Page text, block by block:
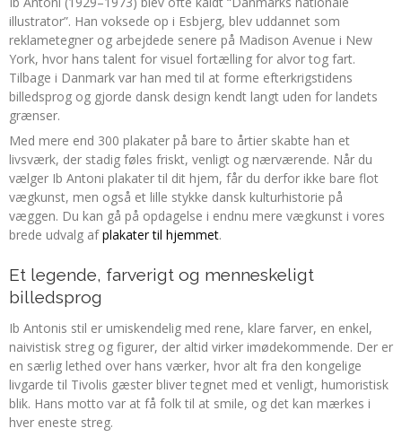
illustrator”. Han voksede op i Esbjerg, blev uddannet som
reklametegner og arbejdede senere på Madison Avenue i New
York, hvor hans talent for visuel fortælling for alvor tog fart.
Tilbage i Danmark var han med til at forme efterkrigstidens
billedsprog og gjorde dansk design kendt langt uden for landets
grænser.
Med mere end 300 plakater på bare to årtier skabte han et
livsværk, der stadig føles friskt, venligt og nærværende. Når du
vælger Ib Antoni plakater til dit hjem, får du derfor ikke bare flot
vægkunst, men også et lille stykke dansk kulturhistorie på
væggen. Du kan gå på opdagelse i endnu mere vægkunst i vores
brede udvalg afplakater til hjemmet.
Et legende, farverigt og menneskeligt
billedsprog
Ib Antonis stil er umiskendelig med rene, klare farver, en enkel,
naivistisk streg og figurer, der altid virker imødekommende. Der er
en særlig lethed over hans værker, hvor alt fra den kongelige
livgarde til Tivolis gæster bliver tegnet med et venligt, humoristisk
blik. Hans motto var at få folk til at smile, og det kan mærkes i
hver eneste streg.